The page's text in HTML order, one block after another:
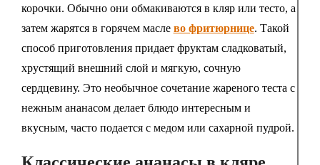
корочки. Обычно они обмакиваются в кляр или тесто, а
затем жарятся в горячем масле во фритюрнице. Такой
способ приготовления придает фруктам сладковатый,
хрустящий внешний слой и мягкую, сочную
сердцевину. Это необычное сочетание жареного теста с
нежным ананасом делает блюдо интересным и
вкусным, часто подается с медом или сахарной пудрой.